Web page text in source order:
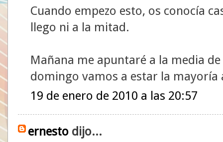
Cuando empezo esto, os conocía
llego ni a la mitad.
Mañana me apuntaré a la media
domingo vamos a estar la mayoría
19 de enero de 2010 a las 20:57
ernesto dijo...